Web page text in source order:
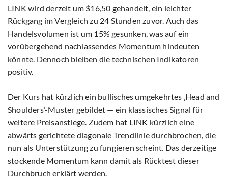
LINK wird derzeit um $16,50 gehandelt, ein leichter
Rückgang im Vergleich zu 24 Stunden zuvor. Auch das
Handelsvolumen ist um 15% gesunken, was auf ein
vorübergehend nachlassendes Momentum hindeuten
könnte. Dennoch bleiben die technischen Indikatoren
positiv.
Der Kurs hat kürzlich ein bullisches umgekehrtes ‚Head and
Shoulders‘-Muster gebildet — ein klassisches Signal für
weitere Preisanstiege. Zudem hat LINK kürzlich eine
abwärts gerichtete diagonale Trendlinie durchbrochen, die
nun als Unterstützung zu fungieren scheint. Das derzeitige
stockende Momentum kann damit als Rücktest dieser
Durchbruch erklärt werden.